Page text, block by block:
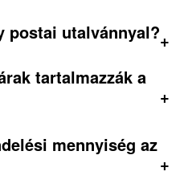
postai utalvánnyal?+
tartalmazzák a
+
mennyiség az
+